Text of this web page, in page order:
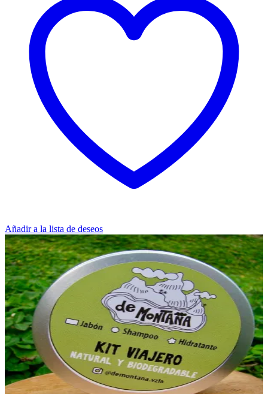
Añadir a la lista de deseos